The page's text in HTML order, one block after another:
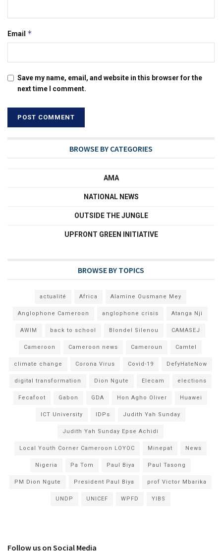
Email *
Save my name, email, and website in this browser for the
next time I comment.
BROWSE BY CATEGORIES
AMA
NATIONAL NEWS
OUTSIDE THE JUNGLE
UPFRONT GREEN INITIATIVE
BROWSE BY TOPICS
actualité Africa Alamine Ousmane Mey
Anglophone Cameroon anglophone crisis Atanga Nji
AWIM back to school Blondel Silenou CAMASEJ
Cameroon Cameroon news Cameroun Camtel
climate change Corona Virus Covid-19 DefyHateNow
digital transformation Dion Ngute Elecam elections
Fecafoot Gabon GDA Hon Agho Oliver Huawei
ICT University IDPs Judith Yah Sunday
Judith Yah Sunday Epse Achidi
Local Youth Corner Cameroon LOYOC Minepat News
Nigeria Pa Tom Paul Biya Paul Tasong
PM Dion Ngute President Paul Biya prof Victor Mbarika
UNDP UNICEF WPFD YIBS
Follow us on Social Media